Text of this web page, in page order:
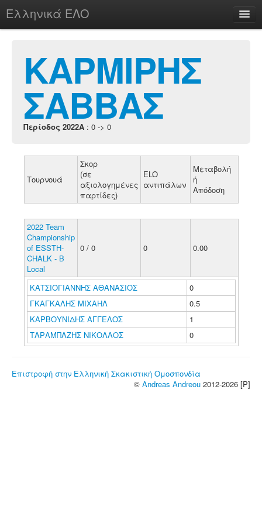
Ελληνικά ΕΛΟ
chesstu.be @ discord
Login
ΚΑΡΜΙΡΗΣ
ΣΑΒΒΑΣ
Περίοδος 2022A : 0 -> 0
Τουρνουά
Σκορ
(σε
αξιολογημένες
παρτίδες)
ELO
αντιπάλων
Μεταβολή
ή
Απόδοση
2022 Team
Championship
of ESSTH-
CHALK - B
Local
0 / 0 0 0.00
ΚΑΤΣΙΟΓΙΑΝΝΗΣ ΑΘΑΝΑΣΙΟΣ
0
ΓΚΑΓΚΑΛΗΣ ΜΙΧΑΗΛ
0.5
ΚΑΡΒΟΥΝΙΔΗΣ ΑΓΓΕΛΟΣ
1
ΤΑΡΑΜΠΑΖΗΣ ΝΙΚΟΛΑΟΣ
0
Επιστροφή στην Ελληνική Σκακιστική Ομοσπονδία
© Andreas Andreou 2012-2026 [P]